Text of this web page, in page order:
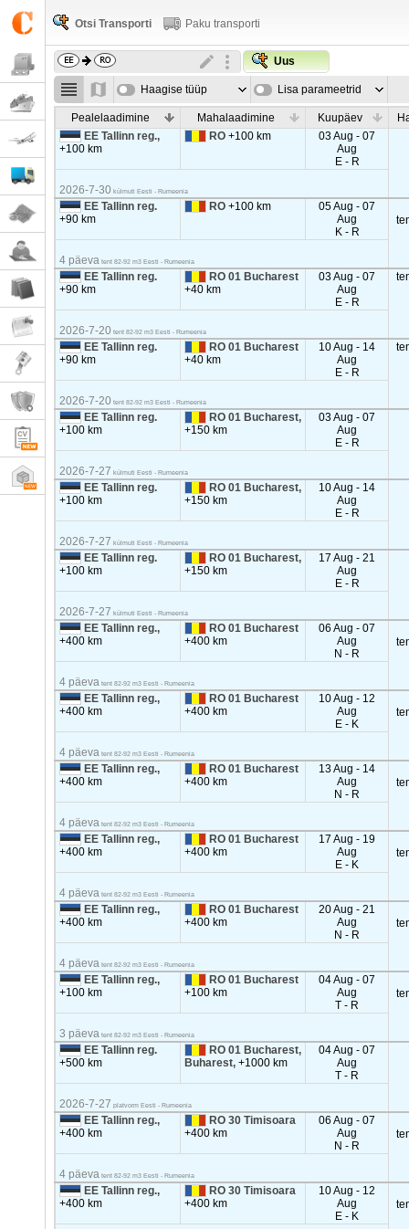
Otsi Transporti Paku transporti
Uus
Haagise tüüp Lisa parameetrid
Pealelaadimine Mahalaadimine Kuupäev
EE Tallinn reg.,
+100 km
RO+100 km
03 Aug - 07
Aug
E - R
2026-7-30 külmuti Eesti - Rumeenia
EE Tallinn reg.
+90 km
RO+100 km
05 Aug - 07
Aug
K - R
4 päeva tent 82-92 m3 Eesti - Rumeenia
EE Tallinn reg.
+90 km
RO 01 Bucharest
+40 km
03 Aug - 07
Aug
E - R
2026-7-20 tent 82-92 m3 Eesti - Rumeenia
EE Tallinn reg.
+90 km
RO 01 Bucharest
+40 km
10 Aug - 14
Aug
E - R
2026-7-20 tent 82-92 m3 Eesti - Rumeenia
EE Tallinn reg.
+100 km
RO 01 Bucharest,
+150 km
03 Aug - 07
Aug
E - R
2026-7-27 külmuti Eesti - Rumeenia
EE Tallinn reg.
+100 km
RO 01 Bucharest,
+150 km
10 Aug - 14
Aug
E - R
2026-7-27 külmuti Eesti - Rumeenia
EE Tallinn reg.
+100 km
RO 01 Bucharest,
+150 km
17 Aug - 21
Aug
E - R
2026-7-27 külmuti Eesti - Rumeenia
EE Tallinn reg.,
+400 km
RO 01 Bucharest
+400 km
06 Aug - 07
Aug
N - R
4 päeva tent 82-92 m3 Eesti - Rumeenia
EE Tallinn reg.,
+400 km
RO 01 Bucharest
+400 km
10 Aug - 12
Aug
E - K
4 päeva tent 82-92 m3 Eesti - Rumeenia
EE Tallinn reg.,
+400 km
RO 01 Bucharest
+400 km
13 Aug - 14
Aug
N - R
4 päeva tent 82-92 m3 Eesti - Rumeenia
EE Tallinn reg.,
+400 km
RO 01 Bucharest
+400 km
17 Aug - 19
Aug
E - K
4 päeva tent 82-92 m3 Eesti - Rumeenia
EE Tallinn reg.,
+400 km
RO 01 Bucharest
+400 km
20 Aug - 21
Aug
N - R
4 päeva tent 82-92 m3 Eesti - Rumeenia
EE Tallinn reg.,
+100 km
RO 01 Bucharest
+100 km
04 Aug - 07
Aug
T - R
3 päeva tent 82-92 m3 Eesti - Rumeenia
EE Tallinn reg.
+500 km
RO 01 Bucharest,
Buharest,+1000 km
04 Aug - 07
Aug
T - R
2026-7-27 platvorm Eesti - Rumeenia
EE Tallinn reg.,
+400 km
RO 30 Timisoara
+400 km
06 Aug - 07
Aug
N - R
4 päeva tent 82-92 m3 Eesti - Rumeenia
EE Tallinn reg.,
+400 km
RO 30 Timisoara
+400 km
10 Aug - 12
Aug
E - K